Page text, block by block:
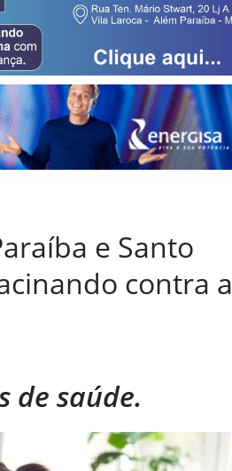
e Santo
contra a
de saúde.